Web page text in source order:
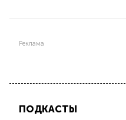
Реклама
ПОДКАСТЫ